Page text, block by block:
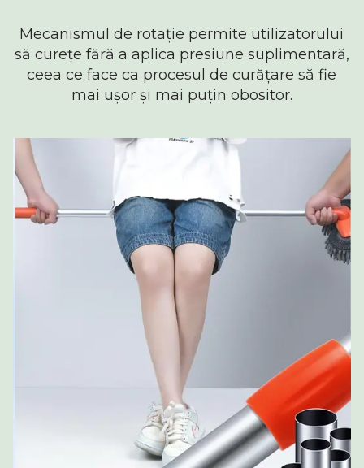
Mecanismul de rotație permite utilizatorului
să curețe fără a aplica presiune suplimentară,
ceea ce face ca procesul de curățare să fie
mai ușor și mai puțin obositor.